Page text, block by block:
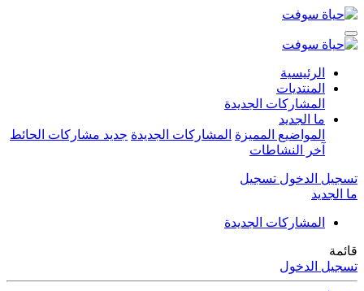
الرئيسية
المنتديات
المشاركات الجديدة
ما الجديد
المواضيع المميزة المشاركات الجديدة جديد مشاركات الحائط
آخر النشاطات
تسجيل الدخول تسجيل
ما الجديد
المشاركات الجديدة
قائمة
تسجيل الدخول